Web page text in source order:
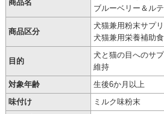
商品名
ブルーベリー＆ル
商品区分
犬猫兼用粉末サプ
犬猫兼用栄養補助
目的
犬と猫の目へのサ
維持
対象年齢
生後6か月以上
味付け
ミルク味粉末